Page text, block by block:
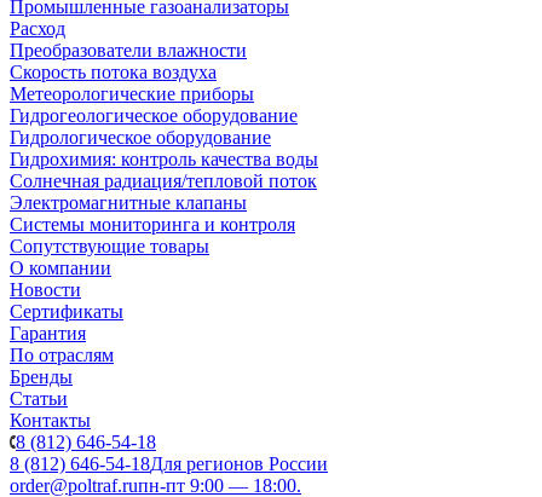
Промышленные газоанализаторы
Расход
Преобразователи влажности
Скорость потока воздуха
Метеорологические приборы
Гидрогеологическое оборудование
Гидрологическое оборудование
Гидрохимия: контроль качества воды
Солнечная радиация/тепловой поток
Электромагнитные клапаны
Системы мониторинга и контроля
Сопутствующие товары
О компании
Новости
Сертификаты
Гарантия
По отраслям
Бренды
Статьи
Контакты
8 (812) 646-54-18
8 (812) 646-54-18Для регионов России
order@poltraf.ruпн-пт 9:00 — 18:00.